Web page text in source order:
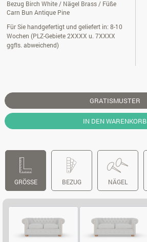
Bezug Birch White / Nägel Brass / Füße
Carn Bun Antique Pine
Für Sie handgefertigt und geliefert in: 8-10
Wochen (PLZ-Gebiete 2XXXX u. 7XXXX
ggfls. abweichend)
GRATISMUSTER
IN DEN WARENKORB
GRÖSSE BEZUG NÄGEL